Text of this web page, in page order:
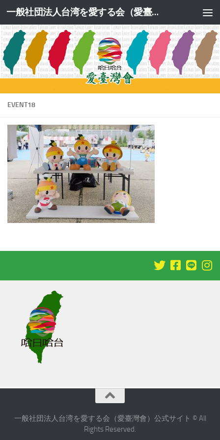
コンテンツへスキップ 一般社団法人台湾を愛する会（愛臺灣會）公式サイト
EVENT18
一般社団法人台湾を愛する会（愛臺灣會）公式サイト © All
Rights Reserved.